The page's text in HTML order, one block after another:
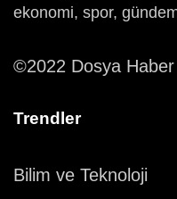
ekonomi, spor,
©2022 Dosya Haber
Trendler
Bilim ve Teknoloji